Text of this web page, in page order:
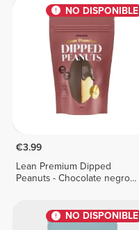
NO DISPONIBLE
€3.99
Lean Premium Dipped
Peanuts - Chocolate negro
NO DISPONIBLE